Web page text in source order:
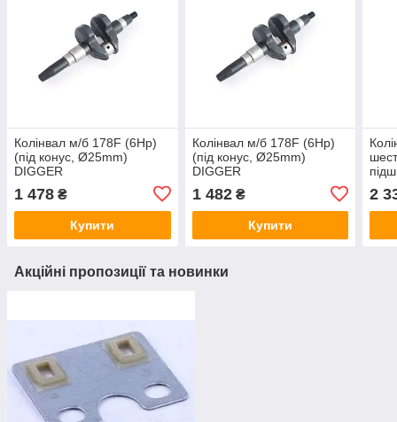
Колінвал м/б 178F (6Hp)
(під конус, Ø25mm)
DIGGER
1 478 ₴
Купити
Колінвал м/б 178F (6Hp)
(під конус, Ø25mm)
DIGGER
1 482₴
Купити
2
Акційні пропозиції та новинки